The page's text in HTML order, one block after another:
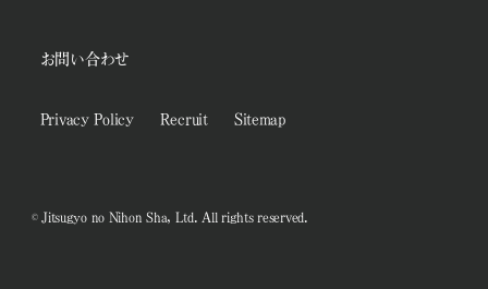
お問い合わせ
Privacy Policy Recruit Sitemap
© Jitsugyo no Nihon Sha, Ltd. All rights reserved.